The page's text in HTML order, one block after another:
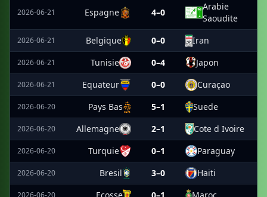
2026-06-21 Espagne 4–0
Arabie
Saoudite
2026-06-21 Belgique 0–0 Iran
2026-06-21 Tunisie 0–4 Japon
2026-06-21 Equateur 0–0 Curaçao
2026-06-20 Pays Bas 5–1 Suede
2026-06-20 Allemagne 2–1 Cote d Ivoire
2026-06-20 Turquie 0–1 Paraguay
2026-06-20 Bresil 3–0 Haiti
2026-06-20